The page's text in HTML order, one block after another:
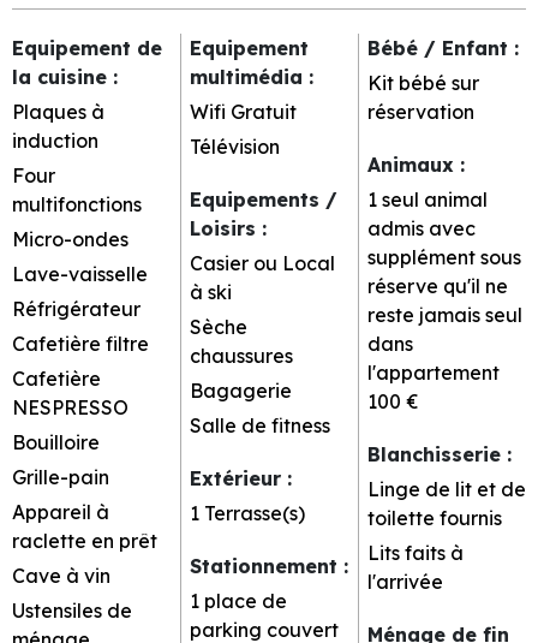
Equipement de
la cuisine :
Plaques à
induction
Four
multifonctions
Micro-ondes
Lave-vaisselle
Réfrigérateur
Cafetière filtre
Cafetière
NESPRESSO
Bouilloire
Grille-pain
Appareil à
raclette en prêt
Cave à vin
Ustensiles de
Equipement
multimédia :
Wifi Gratuit
Télévision
Equipements /
Loisirs :
Casier ou Local
à ski
Sèche
chaussures
Bagagerie
Salle de fitness
Extérieur :
1 Terrasse(s)
Stationnement :
1 place de
parking couvert
Bébé / Enfant :
Kit bébé sur
réservation
Animaux :
1 seul animal
admis avec
supplément sous
réserve qu'il ne
reste jamais seul
dans
l'appartement
100 €
Blanchisserie :
Linge de lit et de
toilette fournis
Lits faits à
l'arrivée
Ménage de fin